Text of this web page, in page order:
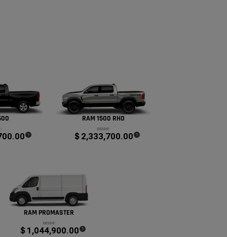
(
Disclosure
1)
RAM 1500 RHO
DESDE:
＄2,333,700.00 (
Disclosure
1)
RAM PROMASTER
DESDE:
＄1,044,900.00 (
Disclosure
1)